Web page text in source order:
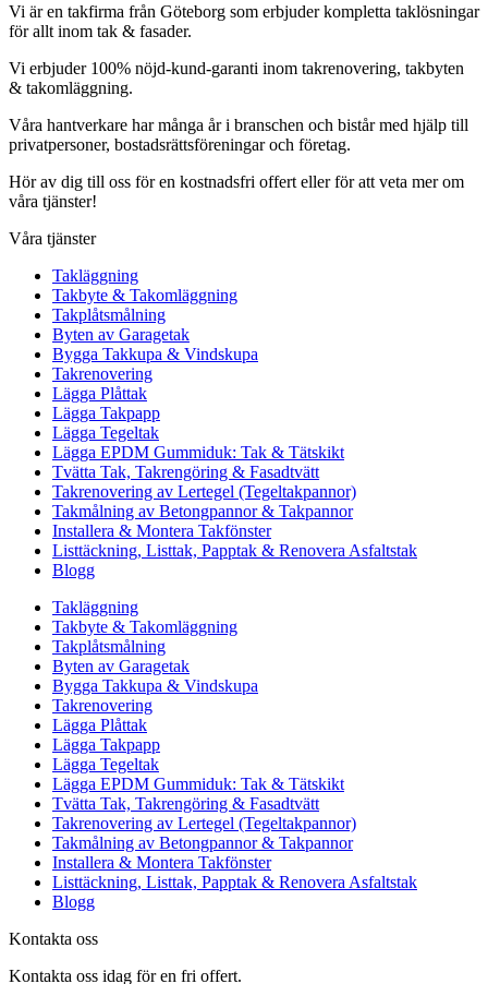
Vi är en takfirma från Göteborg som erbjuder kompletta taklösningar
för allt inom tak & fasader.
Vi erbjuder 100% nöjd-kund-garanti inom takrenovering, takbyten
& takomläggning.
Våra hantverkare har många år i branschen och bistår med hjälp till
privatpersoner, bostadsrättsföreningar och företag.
Hör av dig till oss för en kostnadsfri offert eller för att veta mer om
våra tjänster!
Våra tjänster
Takläggning
Takbyte & Takomläggning
Takplåtsmålning
Byten av Garagetak
Bygga Takkupa & Vindskupa
Takrenovering
Lägga Plåttak
Lägga Takpapp
Lägga Tegeltak
Lägga EPDM Gummiduk: Tak & Tätskikt
Tvätta Tak, Takrengöring & Fasadtvätt
Takrenovering av Lertegel (Tegeltakpannor)
Takmålning av Betongpannor & Takpannor
Installera & Montera Takfönster
Listtäckning, Listtak, Papptak & Renovera Asfaltstak
Blogg
Takläggning
Takbyte & Takomläggning
Takplåtsmålning
Byten av Garagetak
Bygga Takkupa & Vindskupa
Takrenovering
Lägga Plåttak
Lägga Takpapp
Lägga Tegeltak
Lägga EPDM Gummiduk: Tak & Tätskikt
Tvätta Tak, Takrengöring & Fasadtvätt
Takrenovering av Lertegel (Tegeltakpannor)
Takmålning av Betongpannor & Takpannor
Installera & Montera Takfönster
Listtäckning, Listtak, Papptak & Renovera Asfaltstak
Blogg
Kontakta oss
Kontakta oss idag för en fri offert.